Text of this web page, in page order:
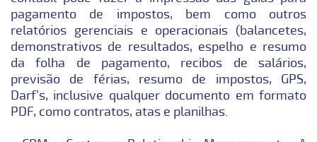
pagamento de impostos, bem como outros
relatórios gerenciais e operacionais (balancetes,
demonstrativos de resultados, espelho e resumo
da folha de pagamento, recibos de salários,
previsão de férias, resumo de impostos, GPS,
Darf’s, inclusive qualquer documento em formato
PDF, como contratos, atas e planilhas.